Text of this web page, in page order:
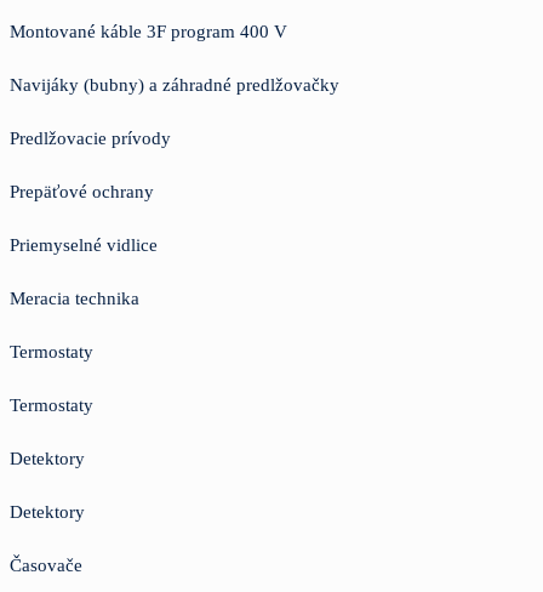
Montované káble 3F program 400 V
Navijáky (bubny) a záhradné predlžovačky
Predlžovacie prívody
Prepäťové ochrany
Priemyselné vidlice
Meracia technika
Termostaty
Termostaty
Detektory
Detektory
Časovače